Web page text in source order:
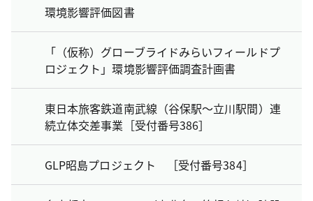
環境影響評価図書
「（仮称）グローブライドみらいフィールドプ
ロジェクト」環境影響評価調査計画書
東日本旅客鉄道南武線（谷保駅～立川駅間）連
続立体交差事業［受付番号386］
GLP昭島プロジェクト ［受付番号384］